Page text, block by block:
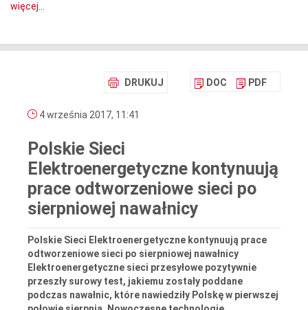
więcej...
DRUKUJ DOC PDF
4 września 2017, 11:41
Polskie Sieci
Elektroenergetyczne kontynuują
prace odtworzeniowe sieci po
sierpniowej nawałnicy
Polskie Sieci Elektroenergetyczne kontynuują prace
odtworzeniowe sieci po sierpniowej nawałnicy
Elektroenergetyczne sieci przesyłowe pozytywnie
przeszły surowy test, jakiemu zostały poddane
podczas nawałnic, które nawiedziły Polskę w pierwszej